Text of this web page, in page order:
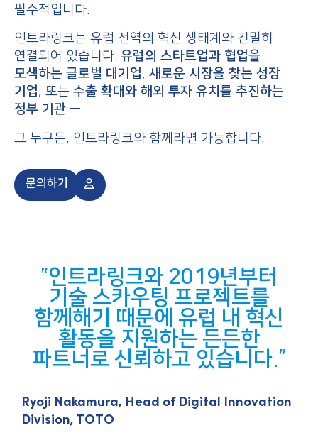
필수적입니다.
인트라링크는 유럽 전역의 혁신 생태계와 긴밀히
연결되어 있습니다. 유럽의 스타트업과 협업을
모색하는 글로벌 대기업, 새로운 시장을 찾는 성장
기업, 또는 수출 확대와 해외 투자 유치를 추진하는
정부 기관 —
그 누구든, 인트라링크와 함께라면 가능합니다.
문의하기
인트라링크와 2019년부터
기술 스카우팅 프로젝트를
함께해기 때문에 유럽 내 혁신
활동을 지원하는 든든한
파트너로 신뢰하고 있습니다.
Ryoji Nakamura, Head of Digital Innovation
Division, TOTO